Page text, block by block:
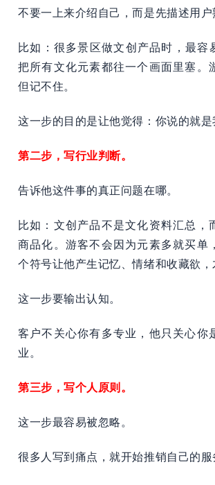
不要一上来介绍自己，而是先描述用户
比如：很多景区做文创产品时，最
把所有文化元素都往一个画面里塞。
但记不住。
这一步的目的是让他觉得：你说的就是
第二步，写行业判断。
告诉他这件事的真正问题在哪。
比如：文创产品不是文化资料汇总，
商品化。游客不会因为元素多就买单
个符号让他产生记忆、情绪和收藏欲，
这一步要输出认知。
客户不关心你有多专业，他只关心你
业。
第三步，写个人原则。
这一步最容易被忽略。
很多人写到痛点，就开始推销自己的服